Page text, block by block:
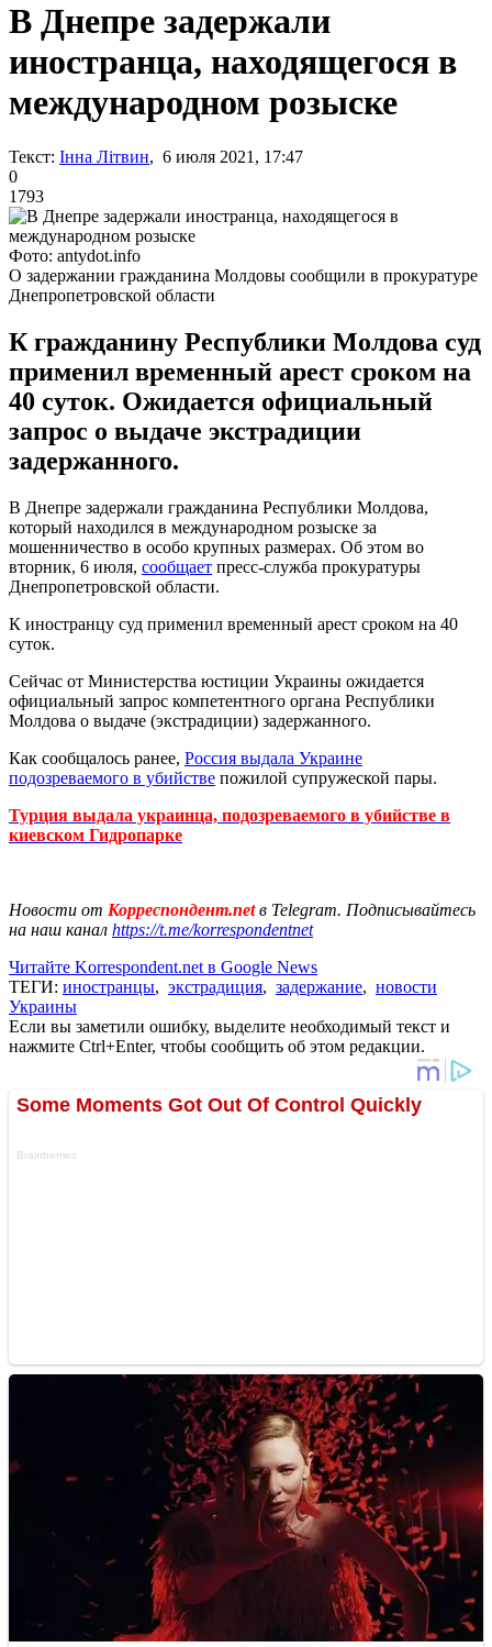
В Днепре задержали
иностранца, находящегося в
международном розыске
Текст: Інна Літвин, 6 июля 2021, 17:47
0
1793
Фото: antydot.info
О задержании гражданина Молдовы сообщили в прокуратуре
Днепропетровской области
К гражданину Республики Молдова суд
применил временный арест сроком на
40 суток. Ожидается официальный
запрос о выдаче экстрадиции
задержанного.
В Днепре задержали гражданина Республики Молдова,
который находился в международном розыске за
мошенничество в особо крупных размерах. Об этом во
вторник, 6 июля, сообщает пресс-служба прокуратуры
Днепропетровской области.
К иностранцу суд применил временный арест сроком на 40
суток.
Сейчас от Министерства юстиции Украины ожидается
официальный запрос компетентного органа Республики
Молдова о выдаче (экстрадиции) задержанного.
Как сообщалось ранее, Россия выдала Украине
подозреваемого в убийстве пожилой супружеской пары.
Турция выдала украинца, подозреваемого в убийстве в
киевском Гидропарке
Новости от Корреспондент.netв Telegram. Подписывайтесь
на наш канал https://t.me/korrespondentnet
Читайте Korrespondent.net в Google News
ТЕГИ: иностранцы, экстрадиция, задержание, новости
Украины
Если вы заметили ошибку, выделите необходимый текст и
нажмите Ctrl+Enter, чтобы сообщить об этом редакции.